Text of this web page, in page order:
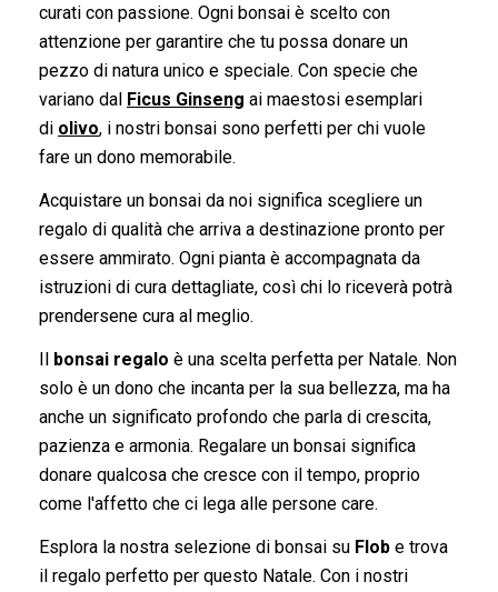
curati con passione. Ogni bonsai è scelto con
attenzione per garantire che tu possa donare un
pezzo di natura unico e speciale. Con specie che
variano dal Ficus Ginseng ai maestosi esemplari
di olivo, i nostri bonsai sono perfetti per chi vuole
fare un dono memorabile.
Acquistare un bonsai da noi significa scegliere un
regalo di qualità che arriva a destinazione pronto per
essere ammirato. Ogni pianta è accompagnata da
istruzioni di cura dettagliate, così chi lo riceverà potrà
prendersene cura al meglio.
Il bonsai regalo è una scelta perfetta per Natale. Non
solo è un dono che incanta per la sua bellezza, ma ha
anche un significato profondo che parla di crescita,
pazienza e armonia. Regalare un bonsai significa
donare qualcosa che cresce con il tempo, proprio
come l'affetto che ci lega alle persone care.
Esplora la nostra selezione di bonsai su Flob e trova
il regalo perfetto per questo Natale. Con i nostri